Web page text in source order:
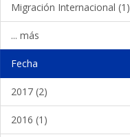
Migración Internacional (1)
... más
Fecha
2017 (2)
2016 (1)